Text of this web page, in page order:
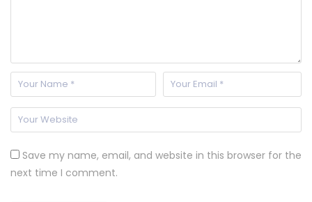
Save my name, email, and website in this browser for the
next time I comment.